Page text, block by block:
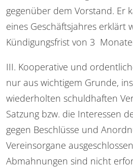
gegenüber dem Vorstand. Er
eines Geschäftsjahres erklärt
Kündigungsfrist von 3
III. Kooperative und
nur aus wichtigem Grunde,
wiederholten schuldhaften
Satzung bzw. die Interessen
gegen Beschlüsse und
Vereinsorgane
Abmahnungen sind nicht